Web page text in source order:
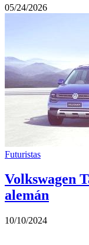
05/24/2026
Futuristas
Volkswagen
alemán
10/10/2024